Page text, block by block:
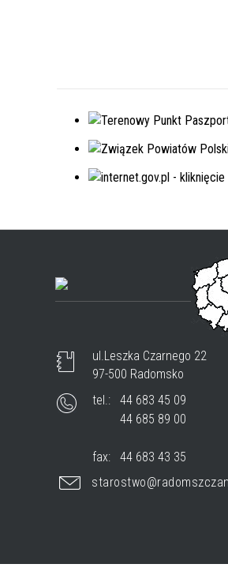
ul.Leszka Czarnego 22
97-500 Radomsko
tel.:
44 683 45 09
44 685 89 00
fax:
44 683 43 35